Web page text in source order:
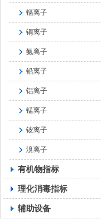
镉离子
铜离子
氨离子
铅离子
铝离子
锰离子
铵离子
溴离子
有机物指标
理化消毒指标
辅助设备